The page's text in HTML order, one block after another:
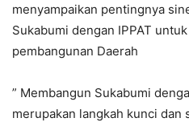
menyampaikan pentingnya
Sukabumi dengan IPPAT
pembangunan Daerah
” Membangun Sukabumi
merupakan langkah kunci